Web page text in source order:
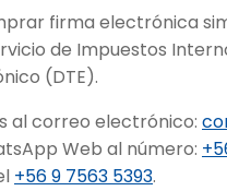
firma electrónica
de Impuestos
(DTE).
al correo electrónico:
Web al número:
+56 9 7563 5393.